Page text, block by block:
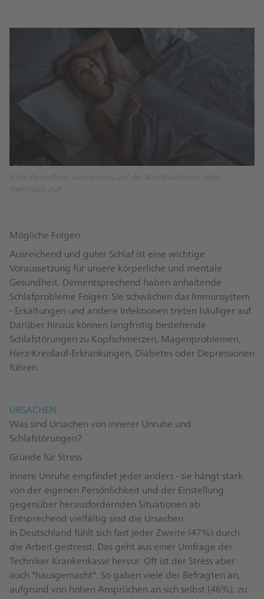
Viele Betroffene wachen im Lauf der Nacht auch ein- oder
mehrmals auf
Mögliche Folgen
Ausreichend und guter Schlaf ist eine wichtige
Voraussetzung für unsere körperliche und mentale
Gesundheit. Dementsprechend haben anhaltende
Schlafprobleme Folgen: Sie schwächen das Immunsystem
- Erkältungen und andere Infektionen treten häufiger auf.
Darüber hinaus können langfristig bestehende
Schlafstörungen zu Kopfschmerzen, Magenproblemen,
Herz-Kreislauf-Erkrankungen, Diabetes oder Depressionen
führen.
URSACHEN
Was sind Ursachen von innerer Unruhe und
Schlafstörungen?
Gründe für Stress
Innere Unruhe empfindet jeder anders - sie hängt stark
von der eigenen Persönlichkeit und der Einstellung
gegenüber herausfordernden Situationen ab.
Entsprechend vielfältig sind die Ursachen.
In Deutschland fühlt sich fast jeder Zweite (47%) durch
die Arbeit gestresst. Das geht aus einer Umfrage der
Techniker Krankenkasse hervor. Oft ist der Stress aber
auch "hausgemacht". So gaben viele der Befragten an,
aufgrund von hohen Ansprüchen an sich selbst (46%), zu